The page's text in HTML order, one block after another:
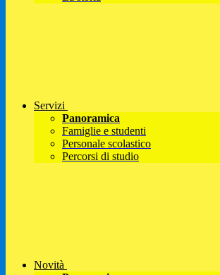
Servizi
Panoramica
Famiglie e studenti
Personale scolastico
Percorsi di studio
Novità